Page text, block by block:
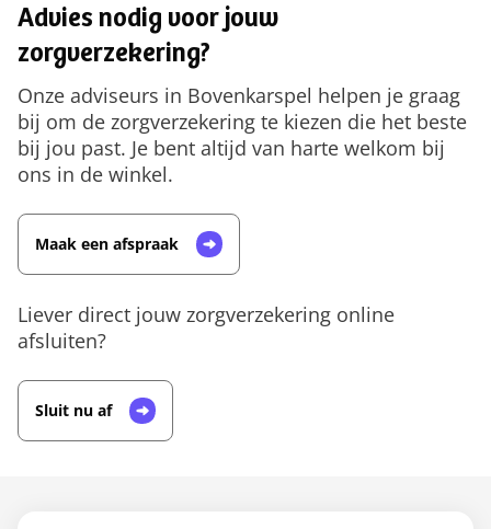
Advies nodig voor jouw
zorgverzekering?
Onze adviseurs in Bovenkarspel helpen je graag
bij om de zorgverzekering te kiezen die het beste
bij jou past. Je bent altijd van harte welkom bij
ons in de winkel.
Maak een afspraak
Liever direct jouw zorgverzekering online
afsluiten?
Sluit nu af